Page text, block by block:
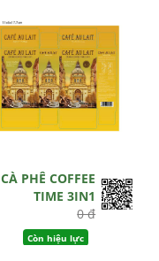
CÀ PHÊ COFFEE
TIME 3IN1
0 đ
Còn hiệu lực